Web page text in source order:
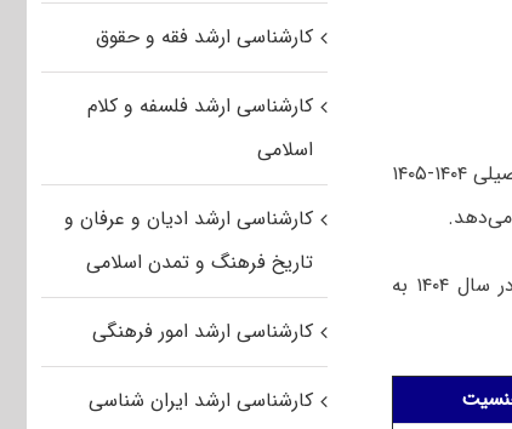
دانشکده اصول الدین در تمامی رشته‌های دوره کارشناسی ارشد دانشکده که در سال تحصیلی ۱۴۰۴-۱۴۰۵
می‌دهد.
دانشکده اصول الدین در سال ۱۴۰۴ به
کارشناسی ارشد فقه و حقوق
کارشناسی ارشد فلسفه و کلام
اسلامی
کارشناسی ارشد ادیان و عرفان و
تاریخ فرهنگ و تمدن اسلامی
کارشناسی ارشد امور فرهنگی
کارشناسی ارشد ایران شناسی